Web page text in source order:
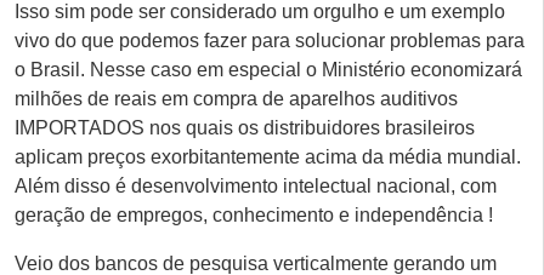
Isso sim pode ser considerado um orgulho e um exemplo
vivo do que podemos fazer para solucionar problemas para
o Brasil. Nesse caso em especial o Ministério economizará
milhões de reais em compra de aparelhos auditivos
IMPORTADOS nos quais os distribuidores brasileiros
aplicam preços exorbitantemente acima da média mundial.
Além disso é desenvolvimento intelectual nacional, com
geração de empregos, conhecimento e independência !
Veio dos bancos de pesquisa verticalmente gerando um